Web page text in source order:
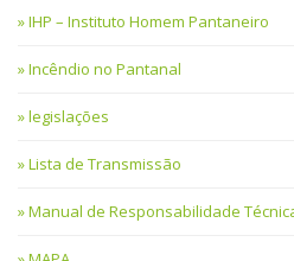
IHP – Instituto Homem Pantaneiro
Incêndio no Pantanal
legislações
Lista de Transmissão
Manual de Responsabilidade